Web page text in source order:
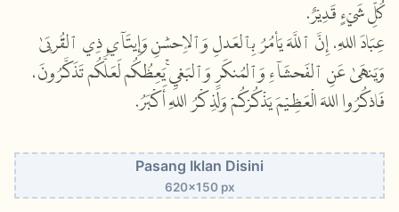
كُلِّ شَيْءٍ قَدِيْرٌ.
عِبَادَ اللهِ، إِنَّ ٱللَّهَ يَأۡمُرُ بِٱلۡعَدۡلِ وَٱلۡإِحۡسَٰنِ وَإِيتَآيِٕ ذِي ٱلۡقُرۡبَىٰ
وَيَنۡهَىٰ عَنِ ٱلۡفَحۡشَآءِ وَٱلۡمُنكَرِ وَٱلۡبَغۡيِۚ يَعِظُكُمۡ لَعَلَّكُمۡ تَذَكَّرُونَ،
فَاذكُرُوا اللهَ الْعَظِيْمَ يَذْكُرْكُمْ وَلَذِكْرُ اللهِ أَكْبَرُ.
Pasang Iklan Disini
620x150 px